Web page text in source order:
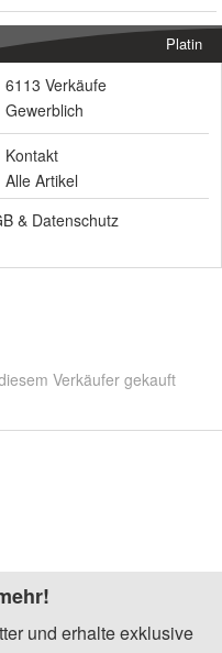
Platin
6113 Verkäufe
Gewerblich
Kontakt
Alle Artikel
& Datenschutz
Verkäufer gekauft
und erhalte exklusive